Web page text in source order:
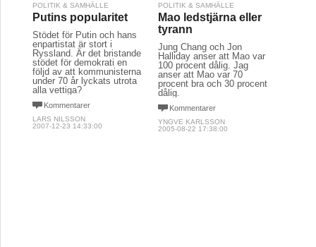
POLITIK & SAMHÄLLE
Putins popularitet
Stödet för Putin och hans
enpartistat är stort i
Ryssland. Är det bristande
stödet för demokrati en
följd av att kommunisterna
under 70 år lyckats utrota
alla vettiga?
Kommentarer
LARS NILSSON
2007-12-23 14:33:00
POLITIK & SAMHÄLLE
Mao ledstjärna eller
tyrann
Jung Chang och Jon
Halliday anser att Mao var
100 procent dålig. Jag
anser att Mao var 70
procent bra och 30 procent
dålig.
Kommentarer
YNGVE KARLSSON
2005-08-22 17:38:00